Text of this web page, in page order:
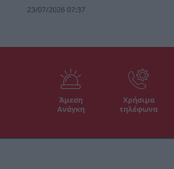
23/07/2026 07:37
Άμεση
Ανάγκη
Χρήσιμα
τηλέφωνα